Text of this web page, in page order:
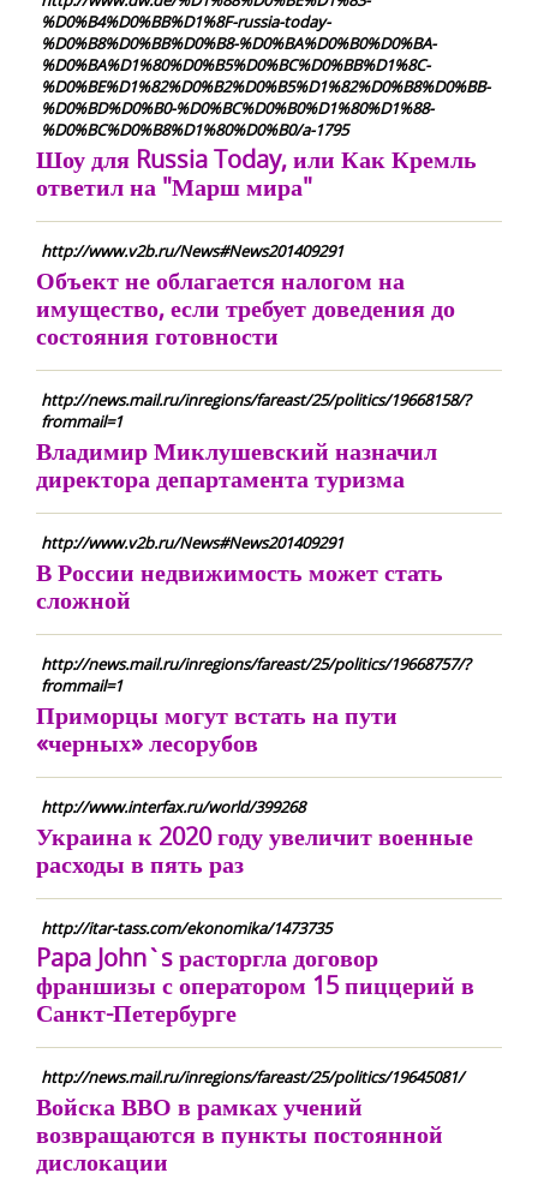
%D0%B4%D0%BB%D1%8F-russia-today-
%D0%B8%D0%BB%D0%B8-%D0%BA%D0%B0%D0%BA-
%D0%BA%D1%80%D0%B5%D0%BC%D0%BB%D1%8C-
%D0%BE%D1%82%D0%B2%D0%B5%D1%82%D0%B8%D0%BB-
%D0%BD%D0%B0-%D0%BC%D0%B0%D1%80%D1%88-
%D0%BC%D0%B8%D1%80%D0%B0/a-1795
Шоу для Russia Today, или Как Кремль
ответил на "Марш мира"
http://www.v2b.ru/News#News201409291
Объект не облагается налогом на
имущество, если требует доведения до
состояния готовности
http://news.mail.ru/inregions/fareast/25/politics/19668158/?
frommail=1
Владимир Миклушевский назначил
директора департамента туризма
http://www.v2b.ru/News#News201409291
В России недвижимость может стать
сложной
http://news.mail.ru/inregions/fareast/25/politics/19668757/?
frommail=1
Приморцы могут встать на пути
«черных» лесорубов
http://www.interfax.ru/world/399268
Украина к 2020 году увеличит военные
расходы в пять раз
http://itar-tass.com/ekonomika/1473735
Papa John`s расторгла договор
франшизы с оператором 15 пиццерий в
Санкт-Петербурге
http://news.mail.ru/inregions/fareast/25/politics/19645081/
Войска ВВО в рамках учений
возвращаются в пункты постоянной
дислокации